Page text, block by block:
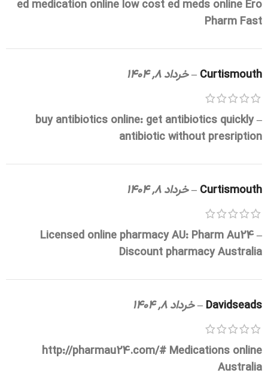
ed medication online low cost ed meds online Ero
Pharm Fast
Curtismouth
–خرداد 8, 1404
buy antibiotics online: get antibiotics quickly–
antibiotic without presription
Curtismouth
–خرداد 8, 1404
Licensed online pharmacy AU: Pharm Au24–
Discount pharmacy Australia
Davidseads
–خرداد 8, 1404
http://pharmau24.com/# Medications online
Australia